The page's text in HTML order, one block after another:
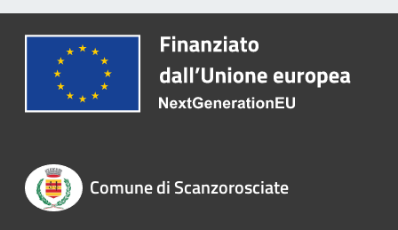
Comune di Scanzorosciate